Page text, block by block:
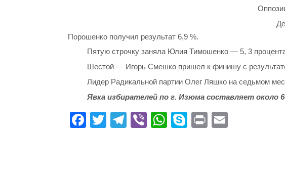
Порошенко получил результат 6,9 %.
Пятую строчку заняла Юлия Тимошенко — 5, 3
Шестой — Игорь Смешко пришел к финишу с
Лидер Радикальной партии Олег Ляшко на седьмом
Явка избирателей по г. Изюма составляет около
Fa T
Te Vi
W
S
Pr